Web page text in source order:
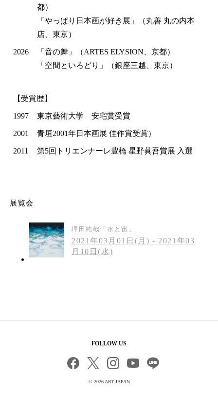
都）
「やっぱり日本画が好き展」（丸善 丸の内本
店、東京）
2026
「音の舞」（ARTES ELYSION、京都）
「空間といろどり」（銀座三越、東京）
【受賞歴】
1997 東京藝術大学 安宅賞受賞
2001 青垣2001年日本画展 佳作賞受賞）
2011 第5回トリエンナーレ豊橋 星野眞吾賞展 入選
展覧会
坪田純哉「水と宙」
2021年03月01日(月) - 2021年03
月10日(水)
FOLLOW US
© 2026 ART JAPAN